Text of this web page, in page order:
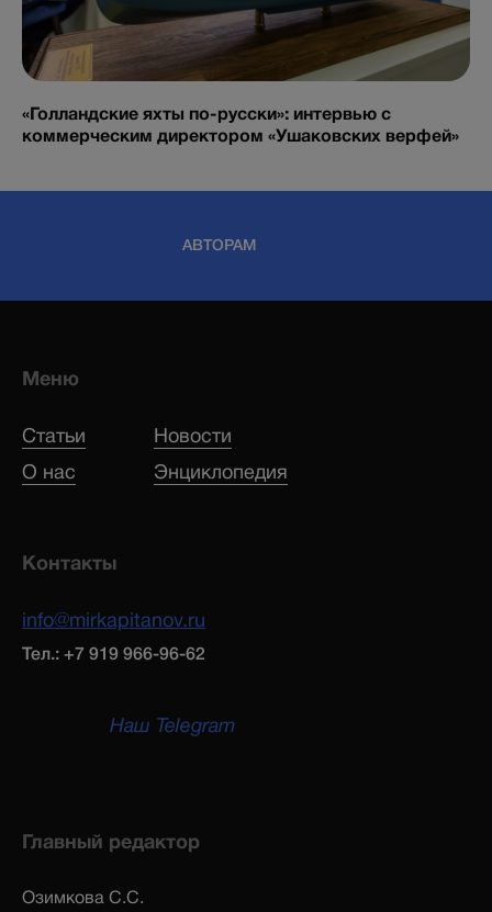
«Голландские яхты по-русски»: интервью с
коммерческим директором «Ушаковских верфей»
АВТОРАМ
Меню
Статьи
Новости
О нас
Энциклопедия
Контакты
info@mirkapitanov.ru
Тел.: +7 919 966-96-62
Наш Telegram
Главный редактор
Озимкова С.С.